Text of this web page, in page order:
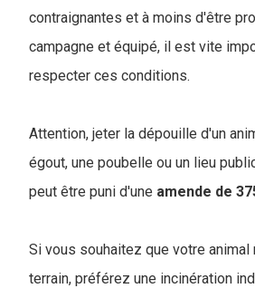
contraignantes et à moins d'être
campagne et équipé, il est vite
respecter ces conditions.
Attention, jeter la dépouille d'un
égout, une poubelle ou un lieu
peut être puni d'une amende de
Si vous souhaitez que votre
terrain, préférez une incinération